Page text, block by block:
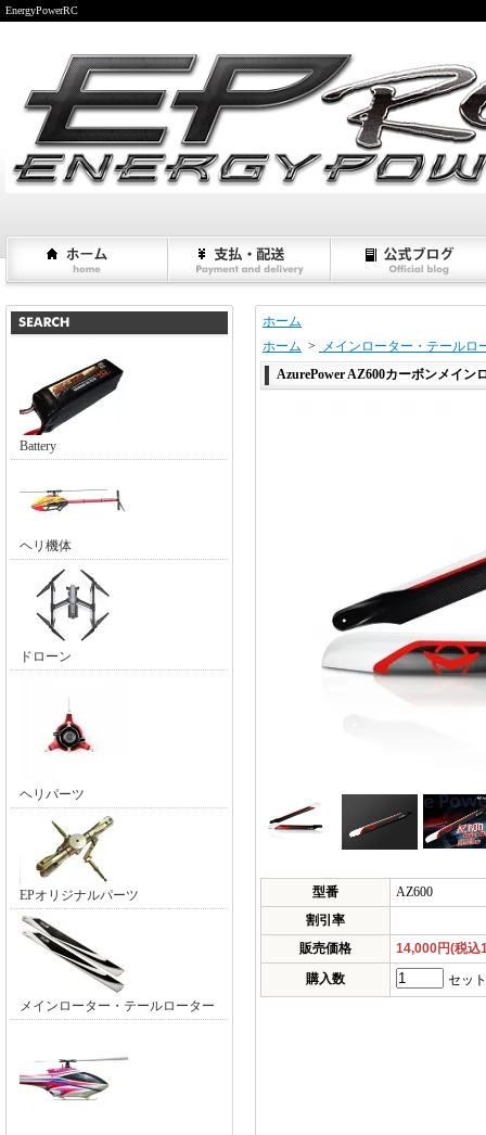
EnergyPowerRC
Battery
ヘリ機体
ドローン
ヘリパーツ
EPオリジナルパーツ
メインローター・テールローター
ホーム
ホーム >
メインローター・テールロ
AzurePower AZ600カーボンメイン
型番
AZ600
割引率
販売価格
14,000円(税込
購入数
セット